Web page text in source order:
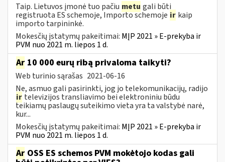
Taip. Lietuvos įmonė tuo pačiu metu gali būti
registruota ES schemoje, Importo schemoje ir kaip
importo tarpininkė.
Mokesčių įstatymų pakeitimai: MĮP 2021 » E-prekyba ir
PVM nuo 2021 m. liepos 1 d.
Ar 10 000 eurų ribą privaloma taikyti?
Web turinio sąrašas 2021-06-16
Ne, asmuo gali pasirinkti, jog jo telekomunikacijų, radijo
ir televizijos transliavimo bei elektroniniu būdu
teikiamų paslaugų suteikimo vieta yra ta valstybė narė,
kur...
Mokesčių įstatymų pakeitimai: MĮP 2021 » E-prekyba ir
PVM nuo 2021 m. liepos 1 d.
Ar OSS ES schemos PVM mokėtojo kodas gali